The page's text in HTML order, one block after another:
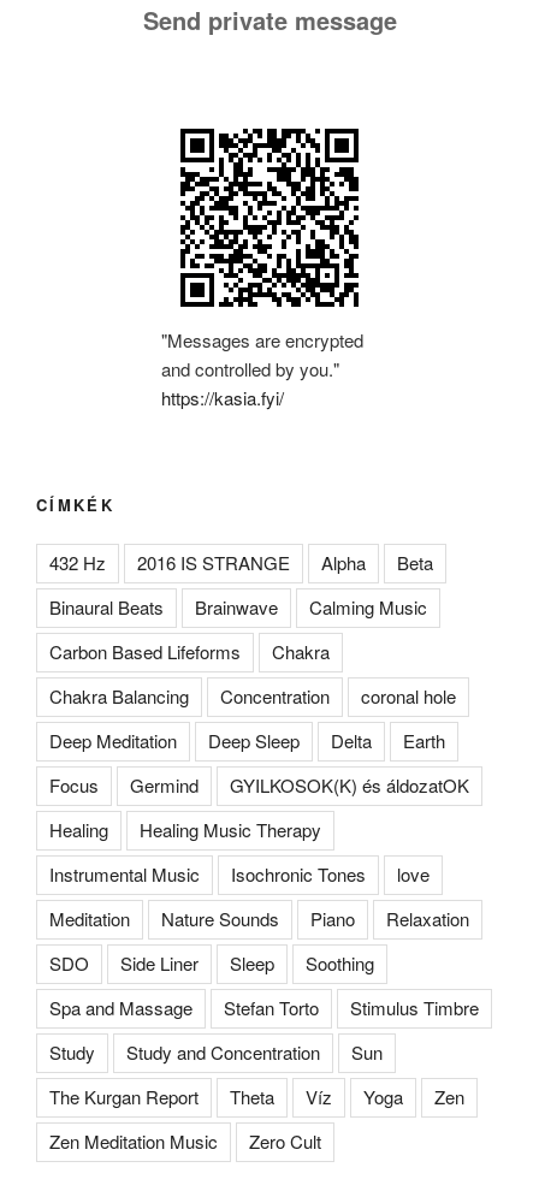
Send private message
"Messages are encrypted
and controlled by you."
https://kasia.fyi/
CÍMKÉK
432 Hz 2016 IS STRANGE Alpha
Beta
Binaural Beats
Brainwave
Calming Music
Carbon Based Lifeforms
Chakra
Chakra Balancing
Concentration
coronal hole
Deep Meditation
Deep Sleep Delta
Earth
Focus
Germind
GYILKOSOK(K) és áldozatOK
Healing
Healing Music Therapy
Instrumental Music
Isochronic Tones
love
Meditation
Nature Sounds Piano
Relaxation
SDO
Side Liner Sleep
Soothing
Spa and Massage
Stefan Torto
Stimulus Timbre
Study
Study and Concentration
Sun
The Kurgan Report
Theta Víz Yoga
Zen
Zen Meditation Music
Zero Cult